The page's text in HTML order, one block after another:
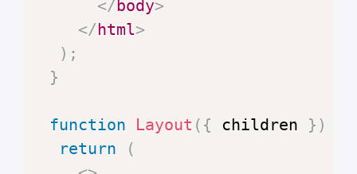
</body>
</html>
) ;
}
function Layout ( { children } )
return
(